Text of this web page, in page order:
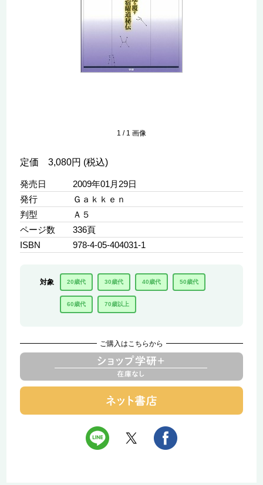
1 / 1 画像
定価 3,080円 (税込)
発売日
2009年01月29日
発行
Ｇａｋｋｅｎ
判型
Ａ５
ページ数
336頁
ISBN
978-4-05-404031-1
対象 20歳代 30歳代 40歳代 50歳代
60歳代 70歳以上
ご購入はこちらから